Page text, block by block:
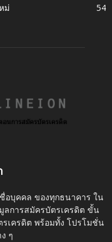
ม่
54
อบุคคล ของทุกธนาคาร ใน
ลการสมัครบัตรเครดิต ขั้น
เครดิต พร้อมทั้ง โปรโมชั่น
ๆ